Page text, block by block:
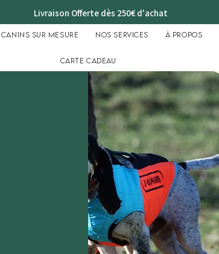
Livraison Offerte dès 250€ d'achat
sur mesure Nos services À propos
Carte cadeau